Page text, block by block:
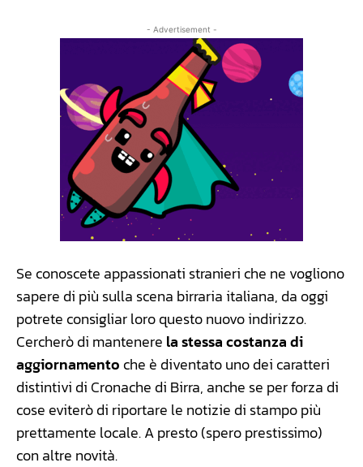
- Advertisement -
Se conoscete appassionati stranieri che ne vogliono
sapere di più sulla scena birraria italiana, da oggi
potrete consigliar loro questo nuovo indirizzo.
Cercherò di mantenere la stessa costanza di
aggiornamento che è diventato uno dei caratteri
distintivi di Cronache di Birra, anche se per forza di
cose eviterò di riportare le notizie di stampo più
prettamente locale. A presto (spero prestissimo)
con altre novità.